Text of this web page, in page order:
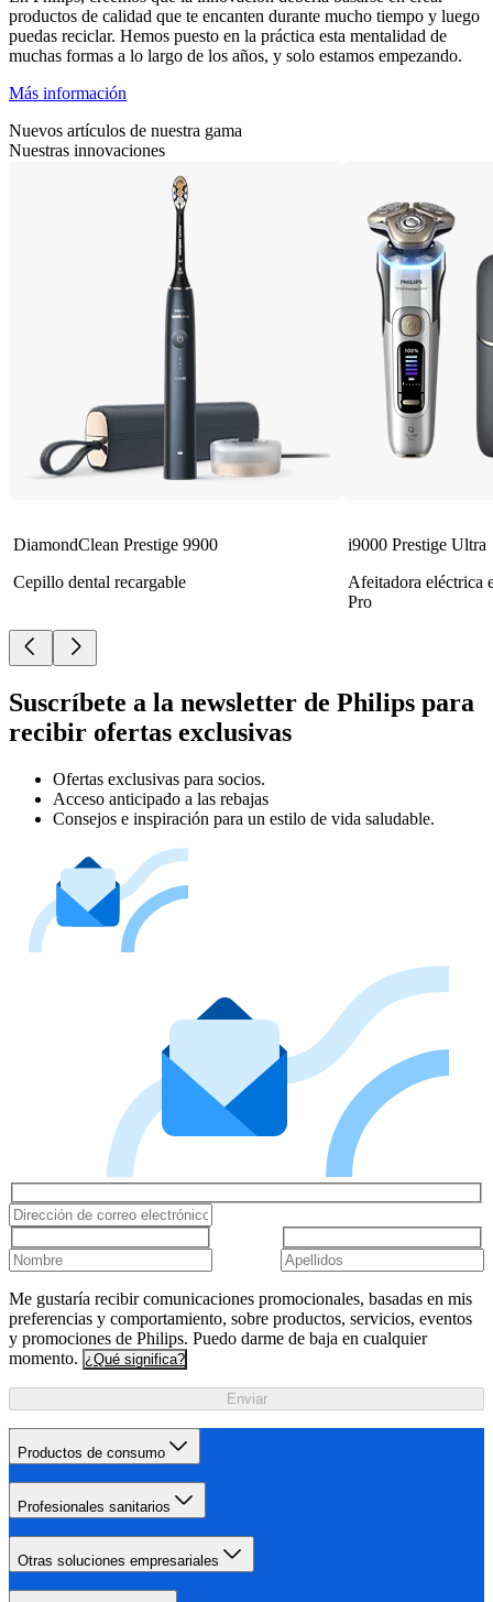
productos de calidad que te encanten durante mucho tiempo y luego
puedas reciclar. Hemos puesto en la práctica esta mentalidad de
muchas formas a lo largo de los años, y solo estamos empezando.
Más información
Nuevos artículos de nuestra gama
Nuestras innovaciones
DiamondClean Prestige 9900
Cepillo dental recargable
i9000 Prestige Ultra
Afeitadora eléctrica
Pro
Suscríbete a la newsletter de Philips para
recibir ofertas exclusivas
Ofertas exclusivas para socios.
Acceso anticipado a las rebajas
Consejos e inspiración para un estilo de vida saludable.
Me gustaría recibir comunicaciones promocionales, basadas en mis
preferencias y comportamiento, sobre productos, servicios, eventos
y promociones de Philips. Puedo darme de baja en cualquier
momento. ¿Qué significa?
Enviar
Productos de consumo
Profesionales sanitarios
Otras soluciones empresariales